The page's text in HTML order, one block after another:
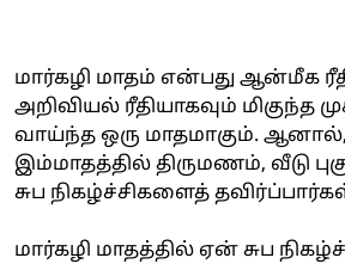
மார்கழி மாதம் என்பது ஆன்மீக
அறிவியல் ரீதியாகவும் மிகுந்த
வாய்ந்த ஒரு மாதமாகும்.
இம்மாதத்தில் திருமணம், வீடு
சுப நிகழ்ச்சிகளைத்
மார்கழி மாதத்தில் ஏன் சுப